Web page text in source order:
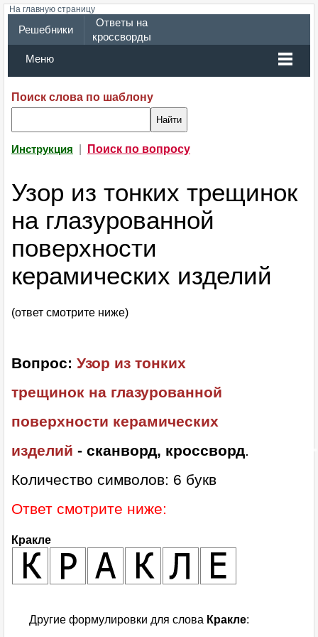
На главную страницу
Решебники
Ответы на
кроссворды
Меню
Поиск слова по шаблону
Инструкция Поиск по вопросу
Узор из тонких трещинок
на глазурованной
поверхности
керамических изделий
(ответ смотрите ниже)
Вопрос: Узор из тонких
трещинок на глазурованной
поверхности керамических
изделий - сканворд, кроссворд.
Количество символов: 6 букв
Ответ смотрите ниже:
Кракле
Другие формулировки для слова Кракле: